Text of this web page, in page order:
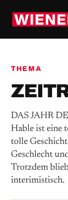
THEMA
DAS JAHR
Hable ist eine
tolle
Geschlecht
Trotzdem
interimistisch.